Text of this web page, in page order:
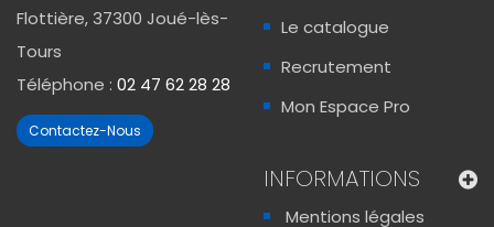
Flottière, 37300 Joué-lès-
Tours
Téléphone : 02 47 62 28 28
Contactez-Nous
Le catalogue
Recrutement
Mon Espace Pro
INFORMATIONS
Mentions légales